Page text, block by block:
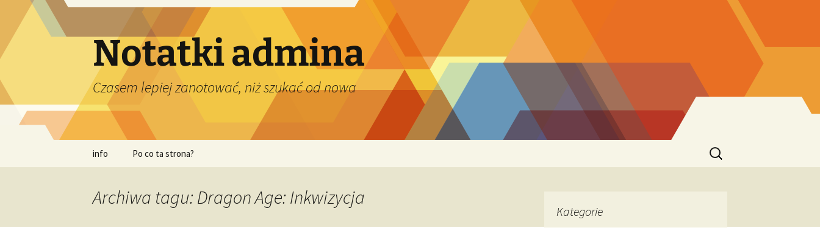
Przejdź
treści
Notatki admina
Czasem lepiej zanotować, niż szukać od nowa
info Po co ta strona?
Szukaj:
Archiwa tagu: Dragon Age: Inkwizycja
Kategorie